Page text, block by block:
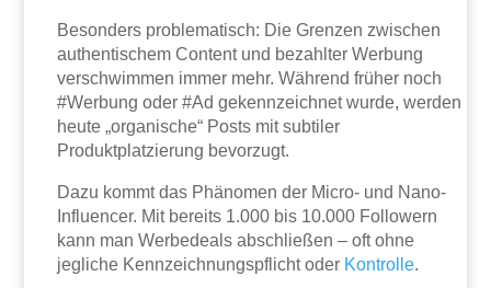
Besonders problematisch: Die Grenzen zwischen
authentischem Content und bezahlter Werbung
verschwimmen immer mehr. Während früher noch
#Werbung oder #Ad gekennzeichnet wurde, werden
heute „organische“ Posts mit subtiler
Produktplatzierung bevorzugt.
Dazu kommt das Phänomen der Micro- und Nano-
Influencer. Mit bereits 1.000 bis 10.000 Followern
kann man Werbedeals abschließen – oft ohne
jegliche Kennzeichnungspflicht oder Kontrolle.